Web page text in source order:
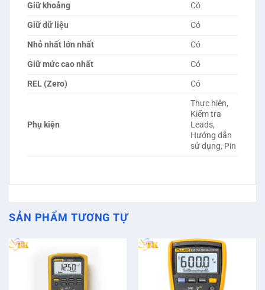
Giữ khoảng
Có
Giữ dữ liệu
Có
Nhỏ nhất lớn nhất
Có
Giữ mức cao nhất
Có
REL (Zero)
Có
Phụ kiện
Thực hiện,
Kiểm tra
Leads,
Hướng dẫn
sử dụng, Pin
SẢN PHẨM TƯƠNG TỰ